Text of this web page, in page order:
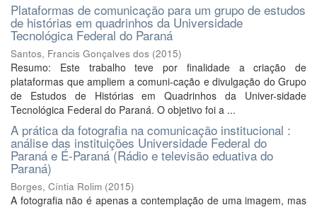
Plataformas de comunicação para um grupo de estudos
de histórias em quadrinhos da Universidade
Tecnológica Federal do Paraná
Santos, Francis Gonçalves dos (2015)
Resumo: Este trabalho teve por finalidade a criação de
plataformas que ampliem a comuni-cação e divulgação do Grupo
de Estudos de Histórias em Quadrinhos da Univer-sidade
Tecnológica Federal do Paraná. O objetivo foi a ...
A prática da fotografia na comunicação institucional :
análise das instituições Universidade Federal do
Paraná e É-Paraná (Rádio e televisão eduativa do
Paraná)
Borges, Cíntia Rolim (2015)
A fotografia não é apenas a contemplação de uma imagem, mas